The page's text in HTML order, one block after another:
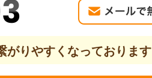
がりやすくなっております